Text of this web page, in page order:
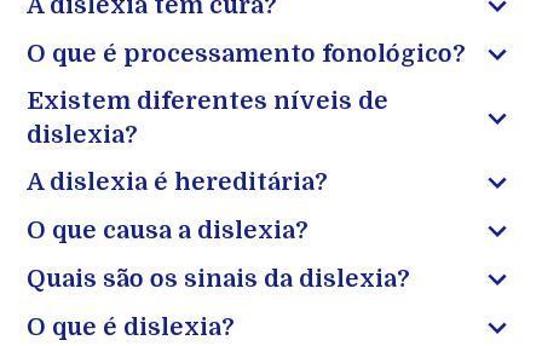
A dislexia tem cura?
O que é processamento fonológico?
Existem diferentes níveis de
dislexia?
A dislexia é hereditária?
O que causa a dislexia?
Quais são os sinais da dislexia?
O que é dislexia?